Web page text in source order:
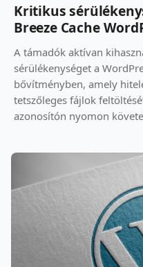
Kritikus
Breeze Cache
A támadók aktívan
sérülékenységet a
bővítményben, amely
tetszőleges fájlok
azonosítón nyomon